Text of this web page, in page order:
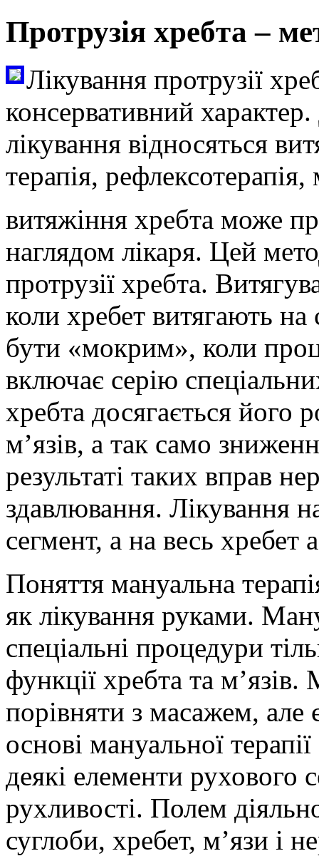
Протрузія хребта –
Лікування протрузії
консервативний
лікування відносяться
терапія,
витяжіння хребта може
наглядом лікаря. Цей
протрузії хребта.
коли хребет витягають на
бути «мокрим», коли
включає серію
хребта досягається його
м’язів, а так само
результаті таких вправ
здавлювання. Лікування
сегмент, а на весь хребет
Поняття мануальна
як лікування руками.
спеціальні процедури
функції хребта та
порівняти з масажем, але
основі мануальної
деякі елементи рухового
рухливості. Полем
суглоби, хребет, м’язи і